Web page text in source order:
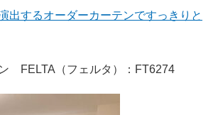
出するオーダーカーテンですっきりと
FELTA（フェルタ）：FT6274